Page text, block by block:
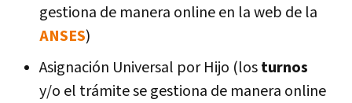
gestiona de manera online en la web de la
ANSES)
Asignación Universal por Hijo (losturnos
y/o el trámite se gestiona de manera online